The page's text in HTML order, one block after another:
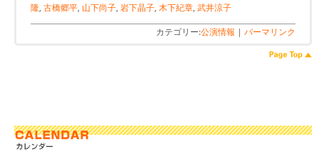
隆, 古橋郷平, 山下尚子, 岩下晶子, 木下紀章, 武井涼子
カテゴリー:公演情報 | パーマリンク